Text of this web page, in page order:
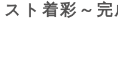
ト着彩～完